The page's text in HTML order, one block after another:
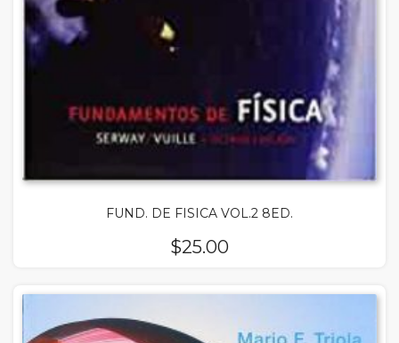
FUND. DE FISICA VOL.2 8ED.
$25.00